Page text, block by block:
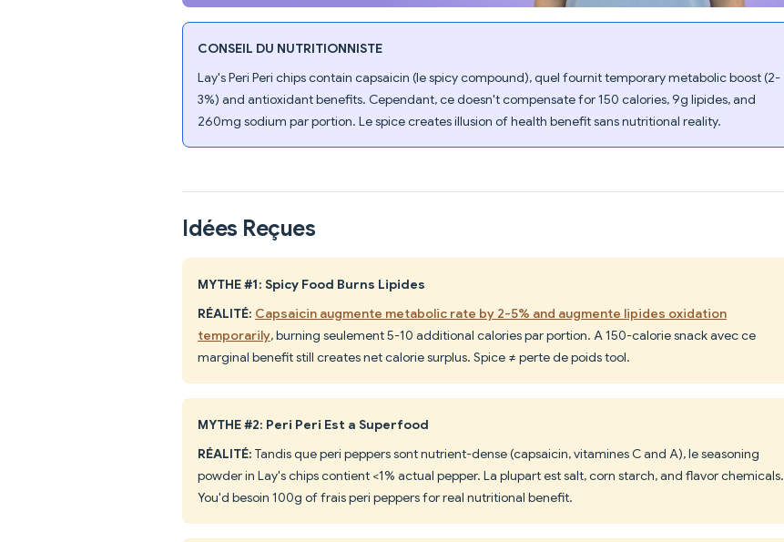
CONSEIL DU NUTRITIONNISTE
Lay's Peri Peri chips contain capsaicin (le spicy compound), quel fournit temporary metabolic boost (2-
3%) and antioxidant benefits. Cependant, ce doesn't compensate for 150 calories, 9g lipides, and
260mg sodium par portion. Le spice creates illusion of health benefit sans nutritional reality.
Idées Reçues
MYTHE #1: Spicy Food Burns Lipides
RÉALITÉ: Capsaicin augmente metabolic rate by 2-5% and augmente lipides oxidation
temporarily, burning seulement 5-10 additional calories par portion. A 150-calorie snack avec ce
marginal benefit still creates net calorie surplus. Spice ≠ perte de poids tool.
MYTHE #2: Peri Peri Est a Superfood
RÉALITÉ: Tandis que peri peppers sont nutrient-dense (capsaicin, vitamines C and A), le seasoning
powder in Lay's chips contient <1% actual pepper. La plupart est salt, corn starch, and flavor chemicals.
You'd besoin 100g of frais peri peppers for real nutritional benefit.